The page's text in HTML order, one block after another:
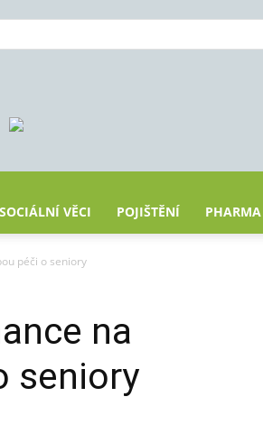
SOCIÁLNÍ VĚCI POJIŠTĚNÍ PHARMA
péči o seniory
na
seniory